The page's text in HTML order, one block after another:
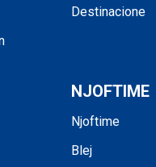
Destinacione
NJOFTIME
Njoftime
Blej